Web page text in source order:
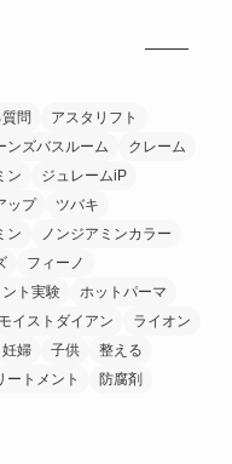
問
アスタリフト
ンズバスルーム
クレーム
ン
ジュレームiP
ップ
ツバキ
ン
ノンジアミンカラー
フィーノ
ト実験
ホットパーマ
モイストダイアン
ライオン
妊婦 子供
整える
ートメント
防腐剤